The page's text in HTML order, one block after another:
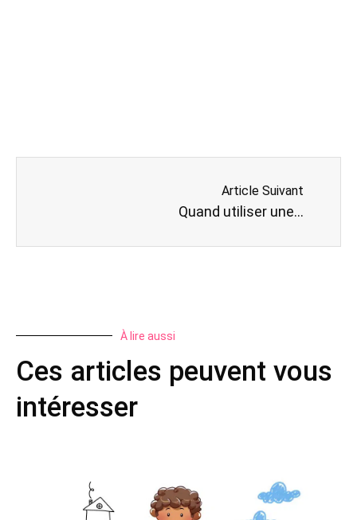
Article Suivant
Quand utiliser une écharpe de portage
À lire aussi
Ces articles peuvent vous
intéresser